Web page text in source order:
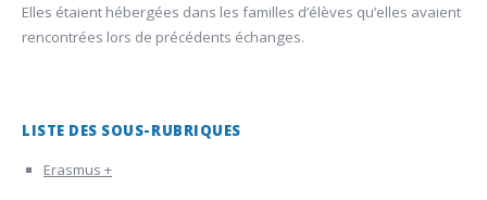
Elles étaient hébergées dans les familles d’élèves qu’elles avaient
rencontrées lors de précédents échanges.
LISTE DES SOUS-RUBRIQUES
Erasmus +